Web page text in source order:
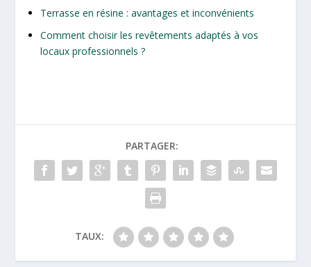
Terrasse en résine : avantages et inconvénients
Comment choisir les revêtements adaptés à vos
locaux professionnels ?
PARTAGER:
TAUX: